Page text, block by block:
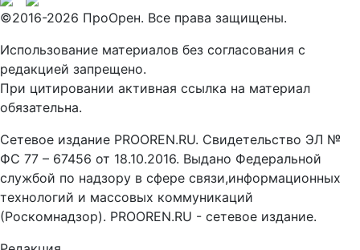
©2016-2026 ПроОрен. Все права защищены.
Использование материалов без согласования с
редакцией запрещено.
При цитировании активная ссылка на материал
обязательна.
Сетевое издание PROOREN.RU. Свидетельство ЭЛ №
ФС 77 – 67456 от 18.10.2016. Выдано Федеральной
службой по надзору в сфере связи,информационных
технологий и массовых коммуникаций
(Роскомнадзор). PROOREN.RU - сетевое издание.